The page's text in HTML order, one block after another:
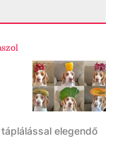
elegendő